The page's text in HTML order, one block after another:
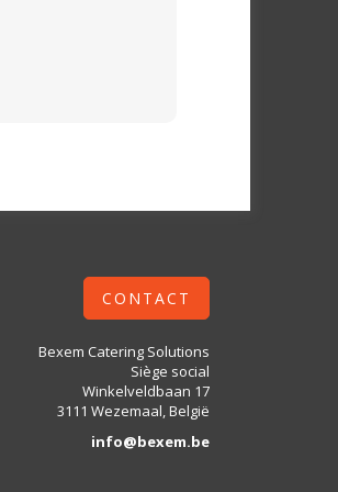
CONTACT
Bexem Catering Solutions
Siège social
Winkelveldbaan 17
3111 Wezemaal, België
info@bexem.be